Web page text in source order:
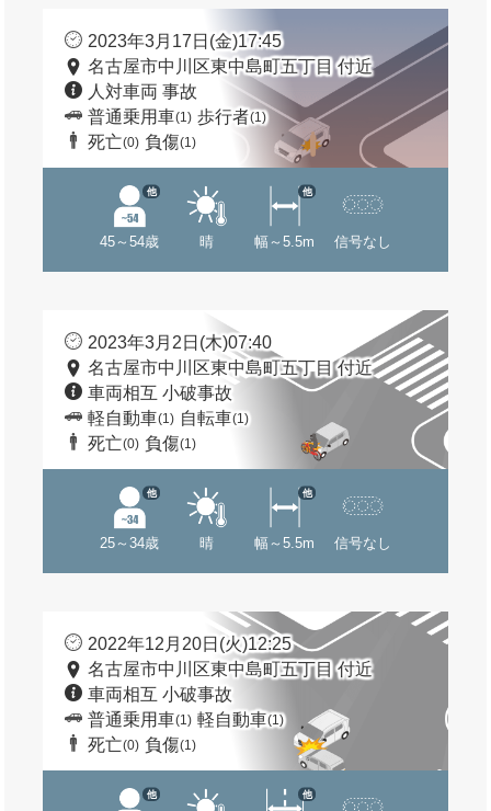
2023年3月17日(金)17:45
名古屋市中川区東中島町五丁目 付近
人対車両 事故
普通乗用車(1) 歩行者(1)
死亡(0) 負傷(1)
45～54歳
他
晴 幅～5.5m
他
信号なし
2023年3月2日(木)07:40
名古屋市中川区東中島町五丁目 付近
車両相互 小破事故
軽自動車(1) 自転車(1)
死亡(0) 負傷(1)
25～34歳
他
晴 幅～5.5m
他
信号なし
2022年12月20日(火)12:25
名古屋市中川区東中島町五丁目 付近
車両相互 小破事故
普通乗用車(1) 軽自動車(1)
死亡(0) 負傷(1)
他 他